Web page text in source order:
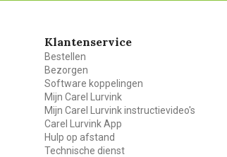
Klantenservice
Bestellen
Bezorgen
Software koppelingen
Mijn Carel Lurvink
Mijn Carel Lurvink instructievideo's
Carel Lurvink App
Hulp op afstand
Technische dienst